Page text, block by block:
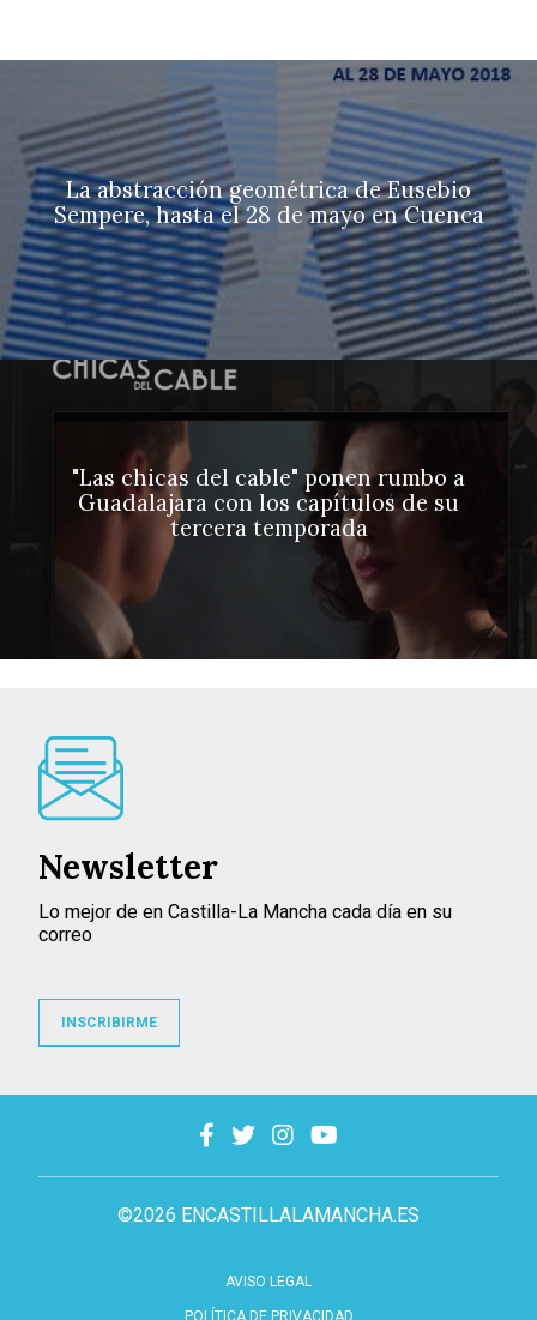
La abstracción geométrica de Eusebio
Sempere, hasta el 28 de mayo en Cuenca
"Las chicas del cable" ponen rumbo a
Guadalajara con los capítulos de su
tercera temporada
©2026 ENCASTILLALAMANCHA.ES
AVISO LEGAL
Newsletter
Lo mejor de en Castilla-La Mancha cada día en su
correo
INSCRIBIRME